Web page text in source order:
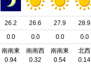
26.2
0.0
南南東
0.94
26.6
0.0
南南西
0.32
27.9
0.0
南南東
0.54
28.9
0.0
北西
0.14